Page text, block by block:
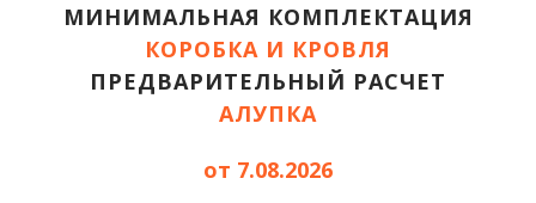
МИНИМАЛЬНАЯ КОМПЛЕКТАЦИЯ
КОРОБКА И КРОВЛЯ
ПРЕДВАРИТЕЛЬНЫЙ РАСЧЕТ
АЛУПКА
от 7.08.2026